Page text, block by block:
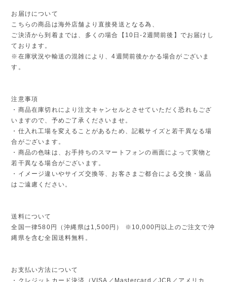
お届けについて
こちらの商品は海外店舗より直接発送となる為、
ご決済から到着までは、多くの場合【10日-2週間前後】でお届けし
ております。
※在庫状況や輸送の混雑により、4週間前後かかる場合がございま
す。
注意事項
・商品在庫切れにより注文キャンセルとさせていただく恐れもござ
いますので、予めご了承くださいませ。
・仕入れ工場を変えることがあるため、記載サイズと若干異なる場
合がございます。
・商品の色味は、お手持ちのスマートフォンの画面によって実物と
若干異なる場合がございます。
・イメージ違いやサイズ交換等、お客さまご都合による交換・返品
はご遠慮ください。
送料について
全国一律580円（沖縄県は1,500円） ※10,000円以上のご注文で沖
縄県を含む全国送料無料。
お支払い方法について
・クレジットカード決済（VISA／Mastercard／JCB／アメリカ